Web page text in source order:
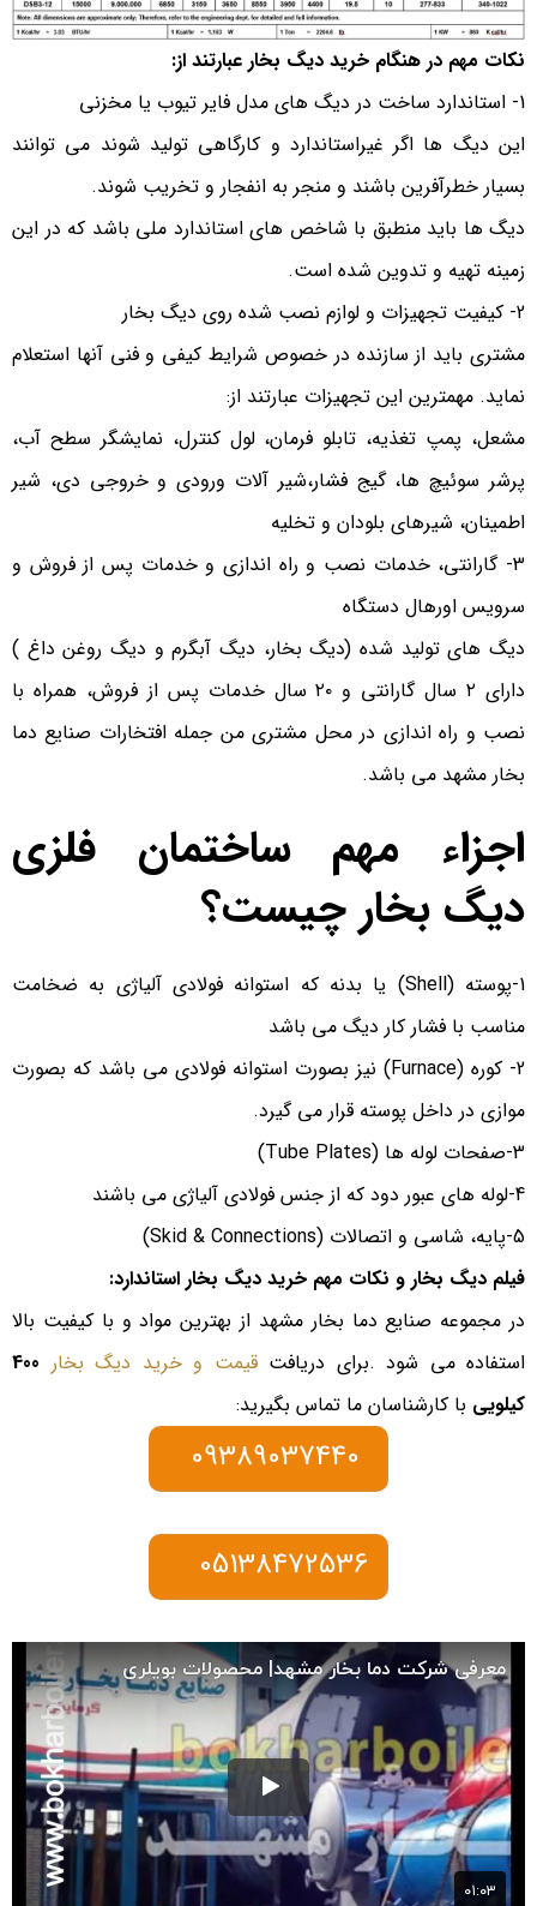
نکات مهم در هنگام خرید دیگ بخار عبارتند از:
1- استاندارد ساخت در دیگ های مدل فایر تیوب یا مخزنی
این دیگ ها اگر غیراستاندارد و کارگاهی تولید شوند می توانند
بسیار خطرآفرین باشند و منجر به انفجار و تخریب شوند.
دیگ ها باید منطبق با شاخص های استاندارد ملی باشد که در این
زمینه تهیه و تدوین شده است.
2- کیفیت تجهیزات و لوازم نصب شده روی دیگ بخار
مشتری باید از سازنده در خصوص شرایط کیفی و فنی آنها استعلام
نماید. مهمترین این تجهیزات عبارتند از:
مشعل، پمپ تغذیه، تابلو فرمان، لول کنترل، نمایشگر سطح آب،
پرشر سوئیچ ها، گیج فشار،شیر آلات ورودی و خروجی دی، شیر
اطمینان، شیرهای بلودان و تخلیه
3- گارانتی، خدمات نصب و راه اندازی و خدمات پس از فروش و
سرویس اورهال دستگاه
دیگ های تولید شده (دیگ بخار، دیگ آبگرم و دیگ روغن داغ )
دارای ۲ سال گارانتی و ۲۰ سال خدمات پس از فروش، همراه با
نصب و راه اندازی در محل مشتری من جمله افتخارات صنایع دما
بخار مشهد می باشد.
اجزاء مهم ساختمان فلزی
دیگ بخار چیست؟
1-پوسته (Shell) یا بدنه که استوانه فولادی آلیاژی به ضخامت
مناسب با فشار کار دیگ می باشد
2- کوره (Furnace) نیز بصورت استوانه فولادی می باشد که بصورت
موازی در داخل پوسته قرار می گیرد.
3-صفحات لوله ها (Tube Plates)
4-لوله های عبور دود که از جنس فولادی آلیاژی می باشند
5-پایه، شاسی و اتصالات (Skid & Connections)
فیلم دیگ بخار و نکات مهم خرید دیگ بخار استاندارد:
در مجموعه صنایع دما بخار مشهد از بهترین مواد و با کیفیت بالا
استفاده می شود .برای دریافتقیمت و خرید دیگ بخار 400
کیلویی با کارشناسان ما تماس بگیرید: